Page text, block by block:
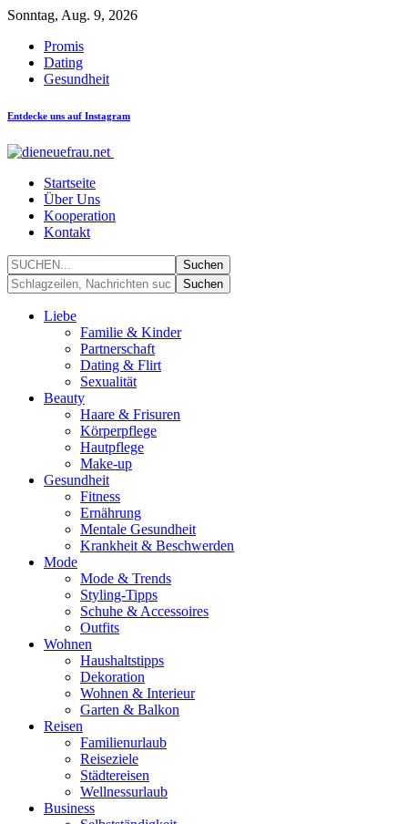
Sonntag, Aug. 9, 2026
Promis
Dating
Gesundheit
Entdecke uns auf Instagram
Startseite
Über Uns
Kooperation
Kontakt
Liebe
Familie & Kinder
Partnerschaft
Dating & Flirt
Sexualität
Beauty
Haare & Frisuren
Körperpflege
Hautpflege
Make-up
Gesundheit
Fitness
Ernährung
Mentale Gesundheit
Krankheit & Beschwerden
Mode
Mode & Trends
Styling-Tipps
Schuhe & Accessoires
Outfits
Wohnen
Haushaltstipps
Dekoration
Wohnen & Interieur
Garten & Balkon
Reisen
Familienurlaub
Reiseziele
Städtereisen
Wellnessurlaub
Business